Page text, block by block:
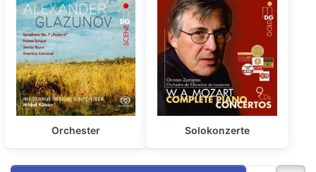
Orchester Solokonzerte